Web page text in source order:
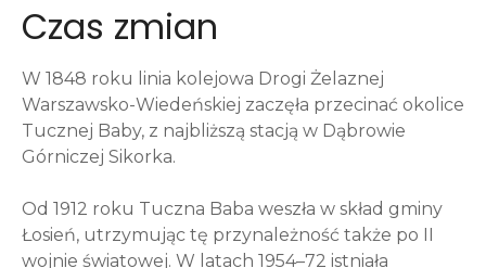
Czas zmian
W 1848 roku linia kolejowa Drogi Żelaznej
Warszawsko-Wiedeńskiej zaczęła przecinać okolice
Tucznej Baby, z najbliższą stacją w Dąbrowie
Górniczej Sikorka.
Od 1912 roku Tuczna Baba weszła w skład gminy
Łosień, utrzymując tę przynależność także po II
wojnie światowej. W latach 1954–72 istniała